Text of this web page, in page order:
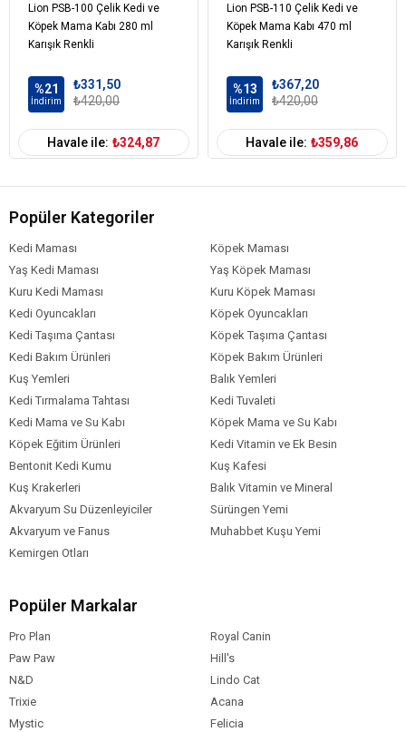
Lion PSB-100 Çelik Kedi ve
Köpek Mama Kabı 280 ml
Karışık Renkli
%21
İndirim
₺331,50
₺420,00
Havale ile: ₺324,87
Lion PSB-110 Çelik Kedi ve
Köpek Mama Kabı 470 ml
Karışık Renkli
%13
İndirim
₺367,20
₺420,00
Havale ile: ₺359,86
Popüler Kategoriler
Kedi Maması
Köpek Maması
Yaş Kedi Maması
Yaş Köpek Maması
Kuru Kedi Maması
Kuru Köpek Maması
Kedi Oyuncakları
Köpek Oyuncakları
Kedi Taşıma Çantası
Köpek Taşıma Çantası
Kedi Bakım Ürünleri
Köpek Bakım Ürünleri
Kuş Yemleri
Balık Yemleri
Kedi Tırmalama Tahtası
Kedi Tuvaleti
Kedi Mama ve Su Kabı
Köpek Mama ve Su Kabı
Köpek Eğitim Ürünleri
Kedi Vitamin ve Ek Besin
Bentonit Kedi Kumu
Kuş Kafesi
Kuş Krakerleri
Balık Vitamin ve Mineral
Akvaryum Su Düzenleyiciler
Sürüngen Yemi
Akvaryum ve Fanus
Muhabbet Kuşu Yemi
Kemirgen Otları
Popüler Markalar
Pro Plan
Royal Canin
Paw Paw
Hill's
N&D
Lindo Cat
Trixie
Acana
Mystic
Felicia